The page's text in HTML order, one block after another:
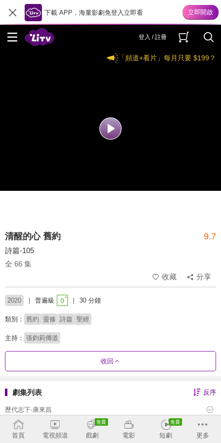
下載 APP，海量影劇免登入立即看
登入 / 註冊
「頻道+看片」每月只要 $199？
清醒的心 舊約 9.7
詩篇-105
全 66 集
收藏
分享
2020 普遍級 30 分鐘
類別： 舊約 靈修 詩篇 聖經
主持： 張鈞莉傳道
收回
劇集列表 反序
歷代志下-康來昌
歷代志上-康來昌
首頁 電視頻道 戲劇 電影 短劇 更多